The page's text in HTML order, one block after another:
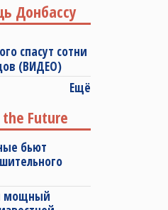
Донбассу
спасут сотни
(ВИДЕО)
Ещё
Future
бьют
мощный